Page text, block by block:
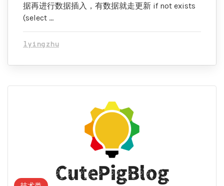
据再进行数据插入，有数据就走更新 if not exists
(select …
lyingzhu